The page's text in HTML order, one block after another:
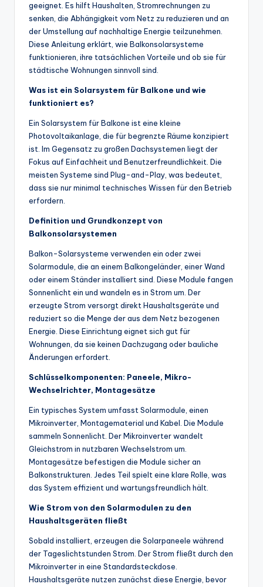
geeignet. Es hilft Haushalten, Stromrechnungen zu
senken, die Abhängigkeit vom Netz zu reduzieren und an
der Umstellung auf nachhaltige Energie teilzunehmen.
Diese Anleitung erklärt, wie Balkonsolarsysteme
funktionieren, ihre tatsächlichen Vorteile und ob sie für
städtische Wohnungen sinnvoll sind.
Was ist ein Solarsystem für Balkone und wie
funktioniert es?
Ein Solarsystem für Balkone ist eine kleine
Photovoltaikanlage, die für begrenzte Räume konzipiert
ist. Im Gegensatz zu großen Dachsystemen liegt der
Fokus auf Einfachheit und Benutzerfreundlichkeit. Die
meisten Systeme sind Plug-and-Play, was bedeutet,
dass sie nur minimal technisches Wissen für den Betrieb
erfordern.
Definition und Grundkonzept von
Balkonsolarsystemen
Balkon-Solarsysteme verwenden ein oder zwei
Solarmodule, die an einem Balkongeländer, einer Wand
oder einem Ständer installiert sind. Diese Module fangen
Sonnenlicht ein und wandeln es in Strom um. Der
erzeugte Strom versorgt direkt Haushaltsgeräte und
reduziert so die Menge der aus dem Netz bezogenen
Energie. Diese Einrichtung eignet sich gut für
Wohnungen, da sie keinen Dachzugang oder bauliche
Änderungen erfordert.
Schlüsselkomponenten: Paneele, Mikro-
Wechselrichter, Montagesätze
Ein typisches System umfasst Solarmodule, einen
Mikroinverter, Montagematerial und Kabel. Die Module
sammeln Sonnenlicht. Der Mikroinverter wandelt
Gleichstrom in nutzbaren Wechselstrom um.
Montagesätze befestigen die Module sicher an
Balkonstrukturen. Jedes Teil spielt eine klare Rolle, was
das System effizient und wartungsfreundlich hält.
Wie Strom von den Solarmodulen zu den
Haushaltsgeräten fließt
Sobald installiert, erzeugen die Solarpaneele während
der Tageslichtstunden Strom. Der Strom fließt durch den
Mikroinverter in eine Standardsteckdose.
Haushaltsgeräte nutzen zunächst diese Energie, bevor